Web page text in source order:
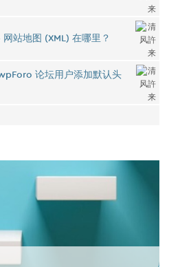
站地图 (XML) 在哪里？
论坛用户添加默认头